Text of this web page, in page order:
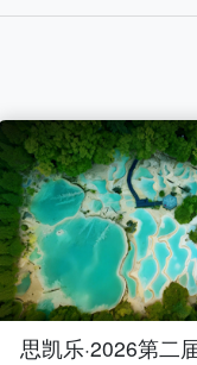
思凯乐·2026第二